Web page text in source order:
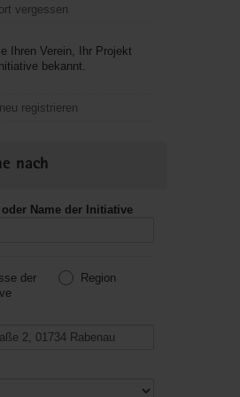
vergessen
Ihren Verein, Ihr Projekt
bekannt.
registrieren
nach
Name der Initiative
der
Region